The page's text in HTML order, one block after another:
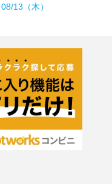
08/13（木）